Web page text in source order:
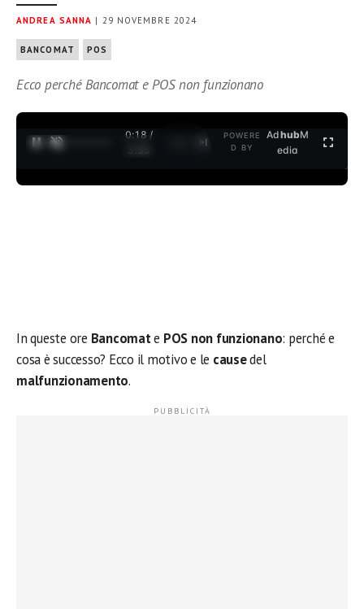
ANDREA SANNA | 29 NOVEMBRE 2024
BANCOMAT POS
Ecco perché Bancomat e POS non funzionano
0:19 /
3:35
POWERE
D BY
AdhubM
edia
In queste ore Bancomate POS non funzionano: perché e
cosa è successo? Ecco il motivo e le causedel
malfunzionamento.